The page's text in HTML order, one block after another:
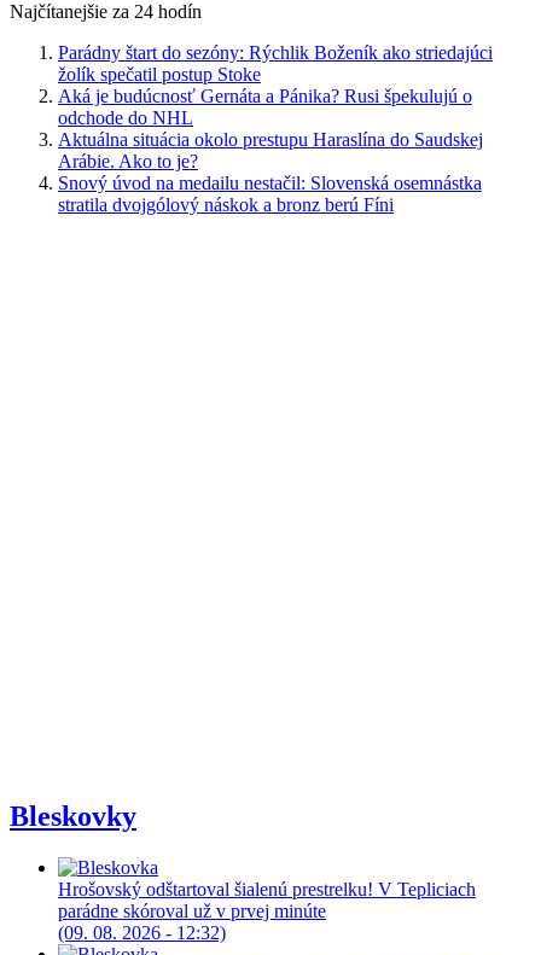
Najčítanejšie za 24 hodín
Parádny štart do sezóny: Rýchlik Boženík ako striedajúci
žolík spečatil postup Stoke
Aká je budúcnosť Gernáta a Pánika? Rusi špekulujú o
odchode do NHL
Aktuálna situácia okolo prestupu Haraslína do Saudskej
Arábie. Ako to je?
Snový úvod na medailu nestačil: Slovenská osemnástka
stratila dvojgólový náskok a bronz berú Fíni
Bleskovky
Hrošovský odštartoval šialenú prestrelku! V Tepliciach
parádne skóroval už v prvej minúte
(09. 08. 2026 - 12:32)